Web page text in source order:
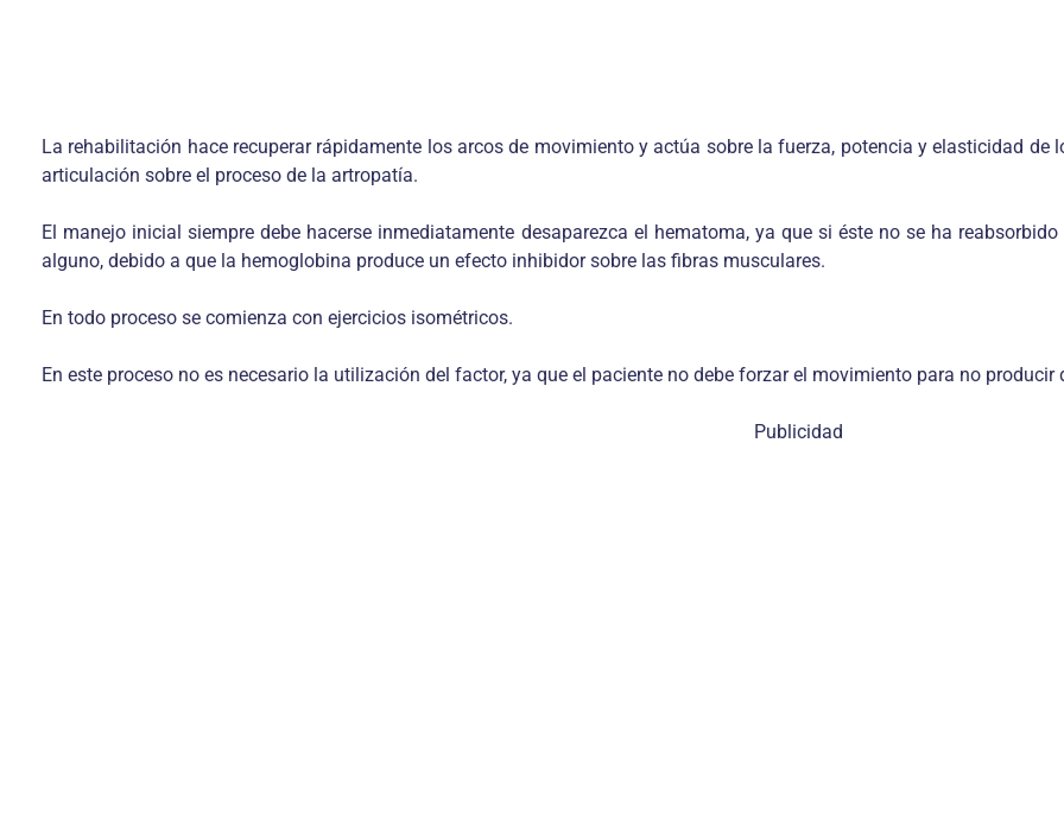
La rehabilitación hace recuperar rápidamente los arcos de movimiento y actúa sobre la fuerza, potencia y elasticidad
articulación sobre el proceso de la artropatía.
El manejo inicial siempre debe hacerse inmediatamente desaparezca el hematoma, ya que si éste no se ha
alguno, debido a que la hemoglobina produce un efecto inhibidor sobre las fibras musculares.
En todo proceso se comienza con ejercicios isométricos.
En este proceso no es necesario la utilización del factor, ya que el paciente no debe forzar el movimiento para no producir
Publicidad